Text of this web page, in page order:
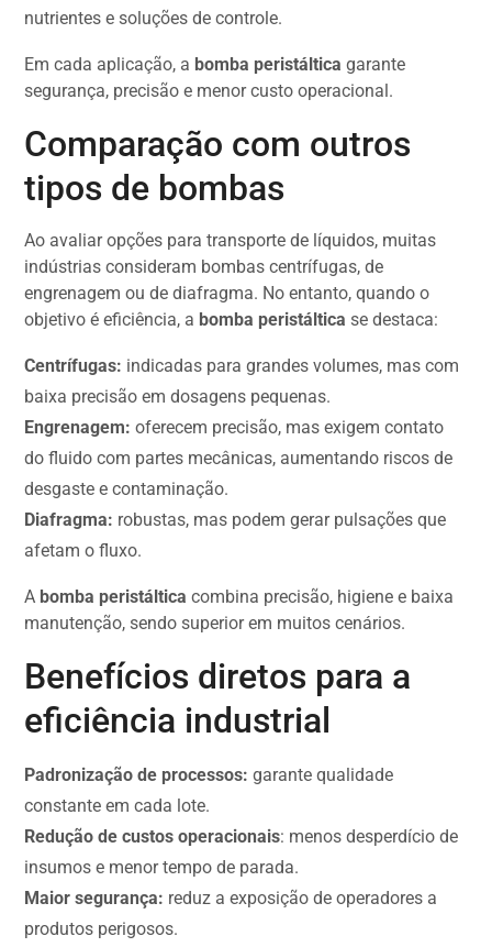
nutrientes e soluções de controle.
Em cada aplicação, a bomba peristáltica garante
segurança, precisão e menor custo operacional.
Comparação com outros
tipos de bombas
Ao avaliar opções para transporte de líquidos, muitas
indústrias consideram bombas centrífugas, de
engrenagem ou de diafragma. No entanto, quando o
objetivo é eficiência, a bomba peristáltica se destaca:
Centrífugas: indicadas para grandes volumes, mas com
baixa precisão em dosagens pequenas.
Engrenagem: oferecem precisão, mas exigem contato
do fluido com partes mecânicas, aumentando riscos de
desgaste e contaminação.
Diafragma: robustas, mas podem gerar pulsações que
afetam o fluxo.
A bomba peristáltica combina precisão, higiene e baixa
manutenção, sendo superior em muitos cenários.
Benefícios diretos para a
eficiência industrial
Padronização de processos: garante qualidade
constante em cada lote.
Redução de custos operacionais: menos desperdício de
insumos e menor tempo de parada.
Maior segurança: reduz a exposição de operadores a
produtos perigosos.